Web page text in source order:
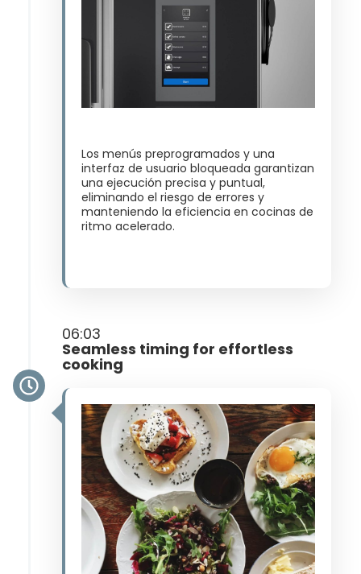
Los menús preprogramados y una
interfaz de usuario bloqueada garantizan
una ejecución precisa y puntual,
eliminando el riesgo de errores y
manteniendo la eficiencia en cocinas de
ritmo acelerado​.
06:03
Seamless timing for effortless
cooking